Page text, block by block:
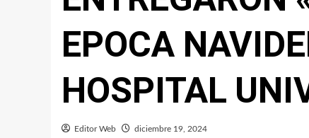
EPOCA
HOSPITAL
Editor Web diciembre 19, 2024